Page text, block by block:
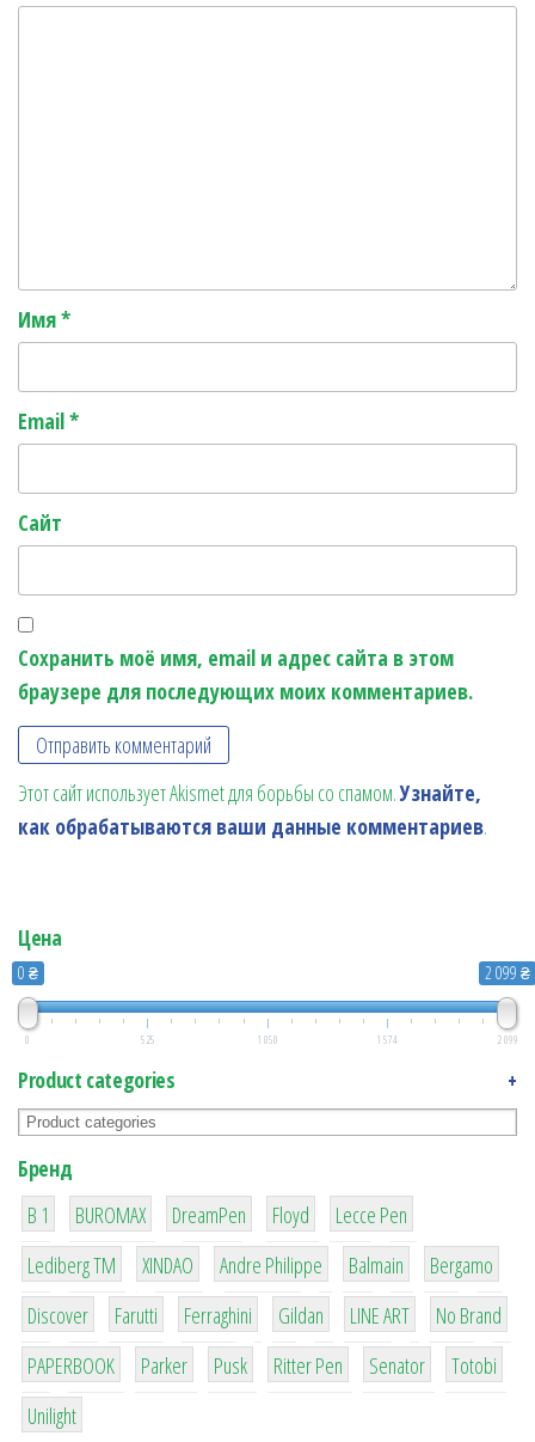
Имя*
Email*
Сайт
Сохранить моё имя, email и адрес сайта в этом
браузере для последующих моих комментариев.
Этот сайт использует Akismet для борьбы со спамом.Узнайте,
как обрабатываются ваши данные комментариев.
Цена
0 ₴ 2 099 ₴
0 525 1 050 1 574 2 099
Product categories +
Бренд
B 1
1
BUROMAX
1
DreamPen
2
Floyd
2
Lecce Pen
3
Lediberg ТМ
3
XINDAO
1
Andre Philippe
4
Balmain
26
Bergamo
64
Discover
299
Farutti
4
Ferraghini
42
Gildan
4
LINE ART
90
No Brand
8
PAPERBOOK
6
Parker
2
Pusk
22
Ritter Pen
15
Senator
43
Totobi
1
Unilight